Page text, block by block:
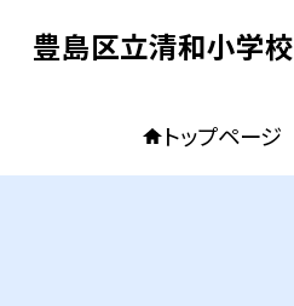
豊島区立清和小学校
トップページ